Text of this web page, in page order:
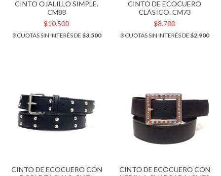
CINTO OJALILLO SIMPLE.
CM88
$10.500
3CUOTAS SIN INTERÉS DE $3.500
CINTO DE ECOCUERO
CLÁSICO. CM73
$8.700
3CUOTAS SIN INTERÉS DE $2.900
CINTO DE ECOCUERO CON
CINTO DE ECOCUERO CON